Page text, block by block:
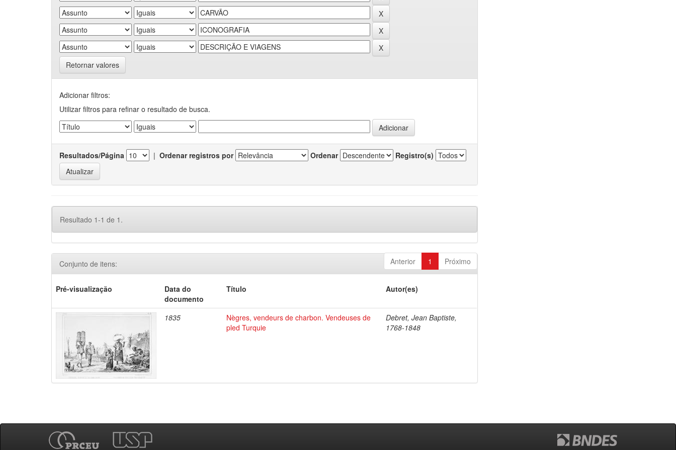
Retornar valores
Adicionar filtros:
Utilizar filtros para refinar o resultado de busca.
Resultados/Página | Ordenar registros por Ordenar Registro(s)
Resultado 1-1 de 1.
Anterior 1 Próximo
Conjunto de itens:
Pré-visualização
Data do
documento
Título Autor(es)
1835
Nègres, vendeurs de charbon. Vendeuses de
pled Turquie
Debret, Jean Baptiste,
1768-1848